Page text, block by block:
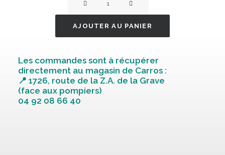
Mangeoire
plastique
AJOUTER AU PANIER
Les commandes sont à récupérer
directement au magasin de Carros :
📍 1726, route de la Z.A. de la Grave
(face aux pompiers)
04 92 08 66 40